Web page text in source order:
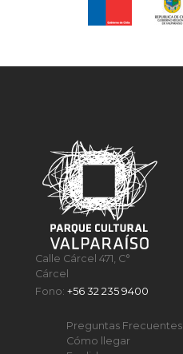
Calle Cárcel 471, C°
Cárcel
Fono:+56 32 235 9400
Preguntas Frecuentes
Cómo llegar